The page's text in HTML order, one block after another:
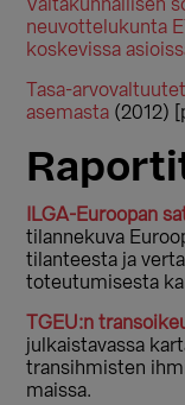
Valtakunnallisen
neuvottelukunta
koskevissa
Tasa-
asemasta (2012)
ILGA-Euroopan
tilannekuva
tilanteesta ja
toteutumisesta
TGEU:n
julkaistavassa
transihmisten
maissa.